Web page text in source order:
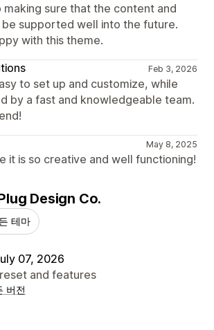
making sure that the content and
supported well into the future.
with this theme.
Feb 3, 2026
to set up and customize, while
by a fast and knowledgeable team.
May 8, 2025
it is so creative and well functioning!
Design Co.
테마
07, 2026
and features
버전